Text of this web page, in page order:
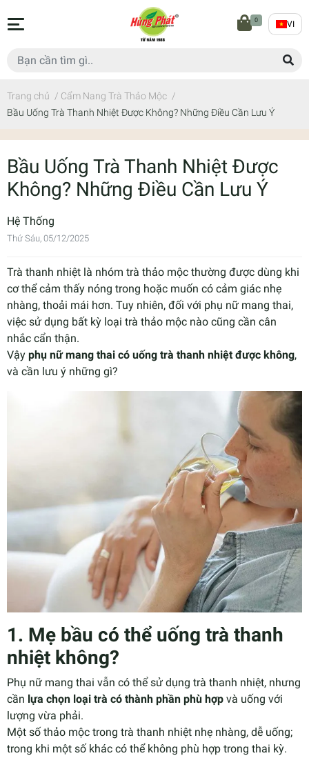
0 VI
Trang chủ / Cẩm Nang Trà Thảo Mộc /
Bầu Uống Trà Thanh Nhiệt Được Không? Những Điều Cần Lưu Ý
Bầu Uống Trà Thanh Nhiệt Được
Không? Những Điều Cần Lưu Ý
Hệ Thống
Thứ Sáu, 05/12/2025
Trà thanh nhiệt là nhóm trà thảo mộc thường được dùng khi
cơ thể cảm thấy nóng trong hoặc muốn có cảm giác nhẹ
nhàng, thoải mái hơn. Tuy nhiên, đối với phụ nữ mang thai,
việc sử dụng bất kỳ loại trà thảo mộc nào cũng cần cân
nhắc cẩn thận.
Vậy phụ nữ mang thai có uống trà thanh nhiệt được không,
và cần lưu ý những gì?
1. Mẹ bầu có thể uống trà thanh
nhiệt không?
Phụ nữ mang thai vẫn có thể sử dụng trà thanh nhiệt, nhưng
cần lựa chọn loại trà có thành phần phù hợp và uống với
lượng vừa phải.
Một số thảo mộc trong trà thanh nhiệt nhẹ nhàng, dễ uống;
trong khi một số khác có thể không phù hợp trong thai kỳ.